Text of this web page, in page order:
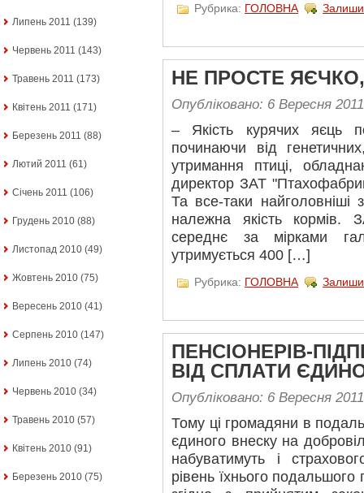
Липень 2011 (139)
Червень 2011 (143)
Травень 2011 (173)
Квітень 2011 (171)
Березень 2011 (88)
Лютий 2011 (61)
Січень 2011 (106)
Грудень 2010 (88)
Листопад 2010 (49)
Жовтень 2010 (75)
Вересень 2010 (41)
Серпень 2010 (147)
Липень 2010 (74)
Червень 2010 (34)
Травень 2010 (57)
Квітень 2010 (91)
Березень 2010 (75)
Рубрика: ГОЛОВНА
НЕ ПРОСТЕ
Опубліковано: 6 Вересня 2011
– Якість курячих яєць
починаючи від
утримання птиці,
директор ЗАТ
Та все-таки
належна якість кормів.
середнє за мірками
утримується 400 […]
Рубрика: ГОЛОВНА
ПЕНСІОНЕРІВ-
ВІД СПЛАТИ
Опубліковано: 6 Вересня 2011
Тому ці громадяни в
єдиного внеску на
набуватимуть і
рівень їхнього подальшого